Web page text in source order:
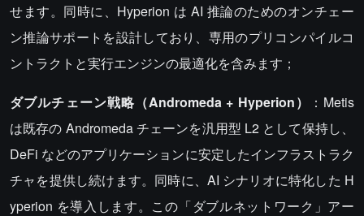
せます。同時に、Hyperion は AI 推論のためのオンチェー
ン推論サポートを設計しており、専用のプリコンパイルコ
ントラクトと実行エンジンの最適化を含みます；
ダブルチェーン戦略（Andromeda + Hyperion）
：Metis
は既存の Andromeda チェーンを汎用型 L2 として保持し、
DeFi などのアプリケーションに安定したインフラストラク
チャを提供し続けます。同時に、AI シナリオに特化した H
yperion を導入します。この「ダブルネットワーク」アー